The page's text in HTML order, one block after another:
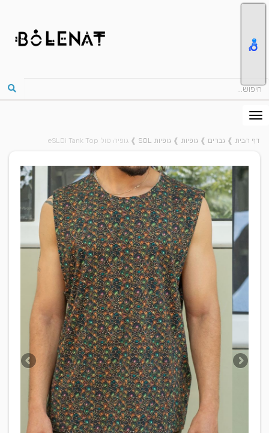
דף הבית ❱ גברים ❱ גופיות ❱ גופיות SOL ❱ גופיה סול eSLDi Tank Top